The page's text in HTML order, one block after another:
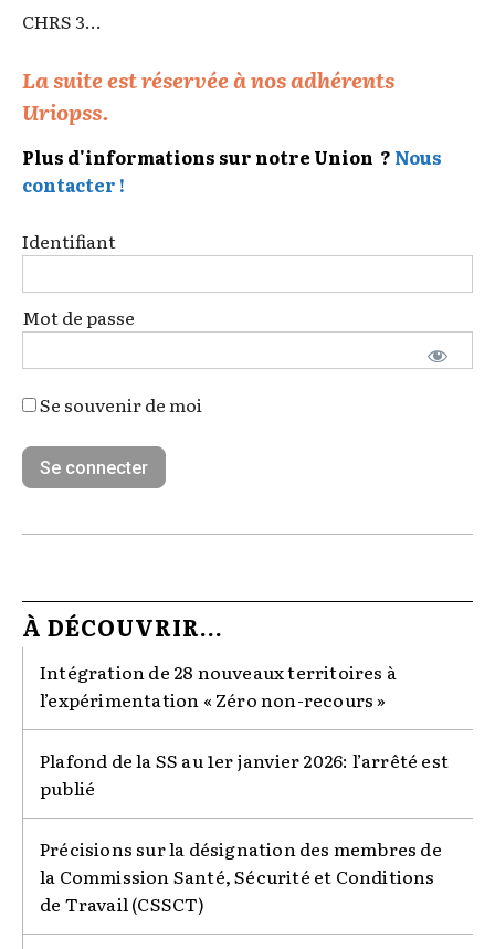
CHRS 3...
La suite est réservée à nos adhérents
Uriopss.
Plus d'informations sur notre Union ? Nous
contacter !
Identifiant
Mot de passe
Se souvenir de moi
À DÉCOUVRIR...
Intégration de 28 nouveaux territoires à
l’expérimentation « Zéro non-recours »
Plafond de la SS au 1er janvier 2026: l’arrêté est
publié
Précisions sur la désignation des membres de
la Commission Santé, Sécurité et Conditions
de Travail (CSSCT)